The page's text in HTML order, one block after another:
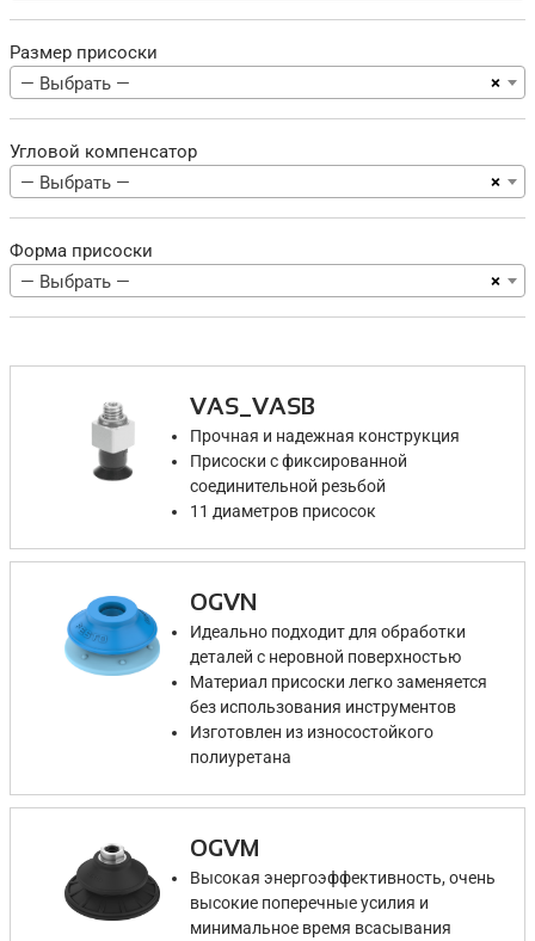
Размер присоски
×
— Выбрать —
Угловой компенсатор
×
— Выбрать —
Форма присоски
×
— Выбрать —
VAS_VASB
Прочная и надежная конструкция
Присоски с фиксированной
соединительной резьбой
11 диаметров присосок
OGVN
Идеально подходит для обработки
деталей с неровной поверхностью
Материал присоски легко заменяется
без использования инструментов
Изготовлен из износостойкого
полиуретана
OGVM
Высокая энергоэффективность, очень
высокие поперечные усилия и
минимальное время всасывания